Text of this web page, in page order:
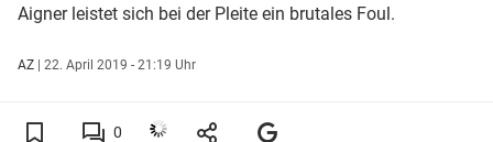
Aigner leistet sich bei der Pleite ein brutales Foul.
AZ | 22. April 2019 - 21:19 Uhr
0